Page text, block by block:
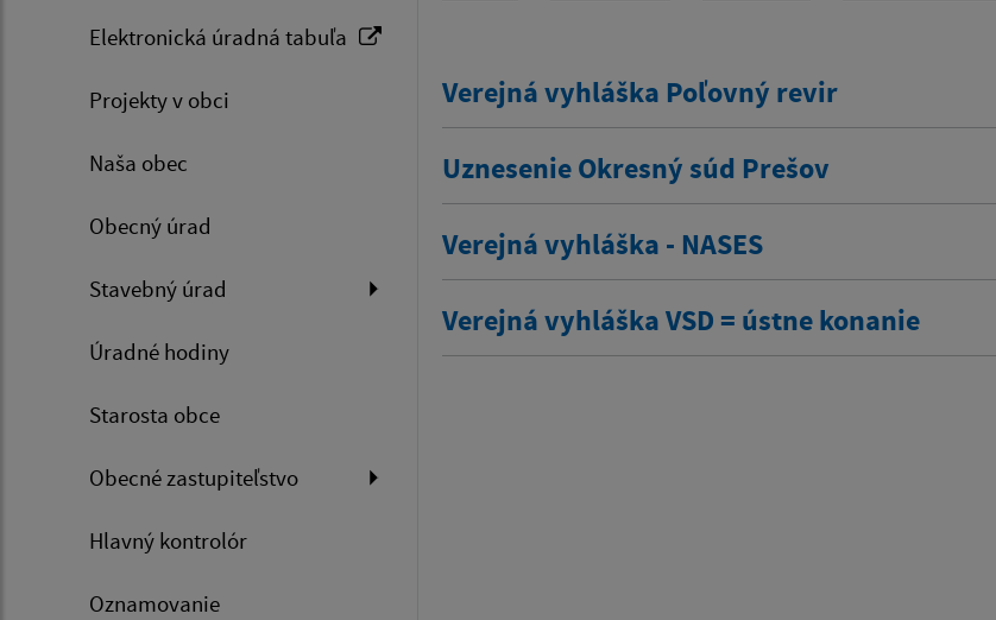
Elektronická úradná tabuľa
Projekty v obci
Naša obec
Obecný úrad
Stavebný úrad
Úradné hodiny
Starosta obce
Obecné zastupiteľstvo
Hlavný kontrolór
Oznamovanie
Verejná vyhláška Poľovný revir
Uznesenie Okresný súd Prešov
Verejná vyhláška - NASES
Verejná vyhláška VSD = ústne konanie